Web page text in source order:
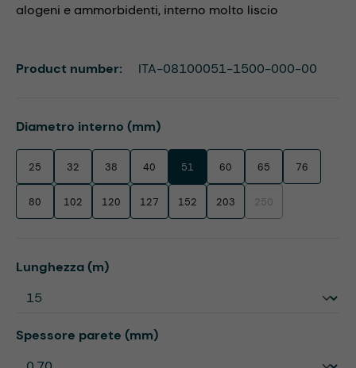
alogeni e ammorbidenti, interno molto liscio
Select
Diametro interno (mm)
25 32 38 40 51 60 65 76
80 102 120 127 152 203 250(This option is
Select
Lunghezza (m)
Select
Spessore parete (mm)
Product number: ITA-08100051-1500-000-00